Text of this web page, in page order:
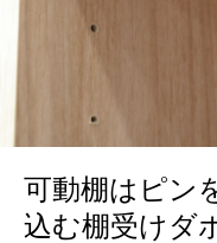
可動棚はピン
込む棚受けダ